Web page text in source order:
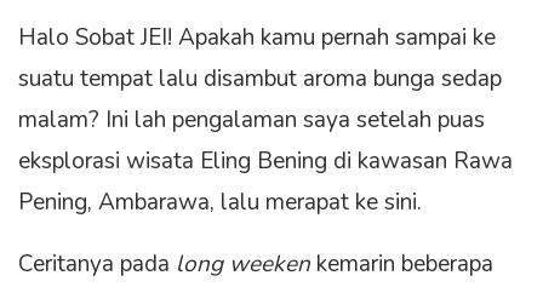
Halo Sobat JEI! Apakah kamu pernah sampai ke
suatu tempat lalu disambut aroma bunga sedap
malam? Ini lah pengalaman saya setelah puas
eksplorasi wisata Eling Bening di kawasan Rawa
Pening, Ambarawa, lalu merapat ke sini.
Ceritanya pada long weeken kemarin beberapa